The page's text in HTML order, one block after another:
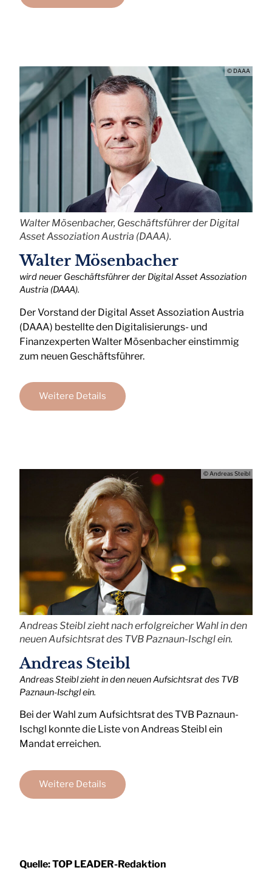
© DAAA
Walter Mösenbacher, Geschäftsführer der Digital
Asset Assoziation Austria (DAAA).
Walter Mösenbacher
wird neuer Geschäftsführer der Digital Asset Assoziation
Austria (DAAA).
Der Vorstand der Digital Asset Assoziation Austria
(DAAA) bestellte den Digitalisierungs- und
Finanzexperten Walter Mösenbacher einstimmig
zum neuen Geschäftsführer.
Weitere Details
© Andreas Steibl
Andreas Steibl zieht nach erfolgreicher Wahl in den
neuen Aufsichtsrat des TVB Paznaun-Ischgl ein.
Andreas Steibl
Andreas Steibl zieht in den neuen Aufsichtsrat des TVB
Paznaun-Ischgl ein.
Bei der Wahl zum Aufsichtsrat des TVB Paznaun-
Ischgl konnte die Liste von Andreas Steibl ein
Mandat erreichen.
Weitere Details
Quelle:TOP LEADER-Redaktion